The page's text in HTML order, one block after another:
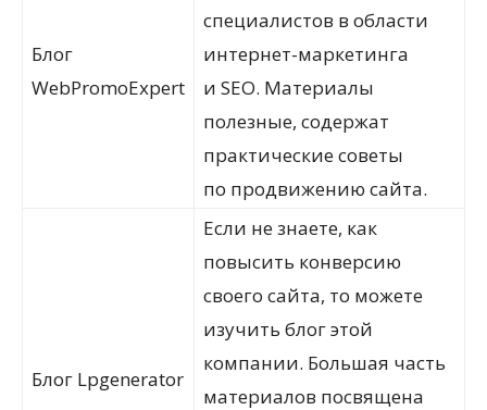
Блог
WebPromoExpert
специалистов в области
интернет-маркетинга
и SEO. Материалы
полезные, содержат
практические советы
по продвижению сайта.
Блог Lpgenerator
Если не знаете, как
повысить конверсию
своего сайта, то можете
изучить блог этой
компании. Большая часть
материалов посвящена